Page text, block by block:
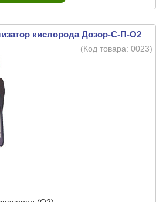
кислорода Дозор-С-П-O2
(Код товара: 0023)